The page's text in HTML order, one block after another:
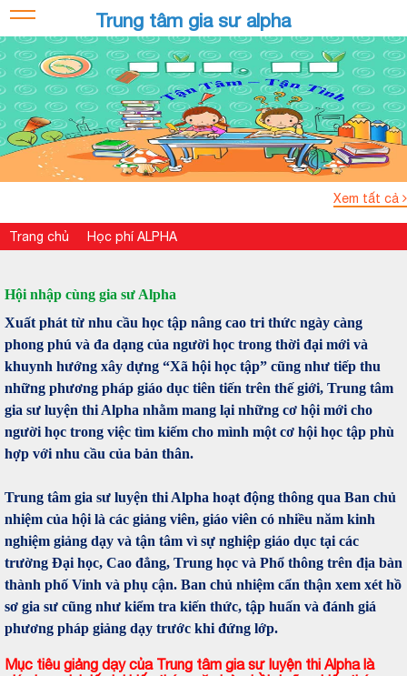
Trung tâm gia sư alpha
Xem tất cả
Trang chủ Học phí ALPHA
Hội nhập cùng gia sư Alpha
Xuất phát từ nhu cầu học tập nâng cao tri thức ngày càng
phong phú và đa dạng của người học trong thời đại mới và
khuynh hướng xây dựng “Xã hội học tập” cũng như tiếp thu
những phương pháp giáo dục tiên tiến trên thế giới, Trung tâm
gia sư luyện thi Alpha nhằm mang lại những cơ hội mới cho
người học trong việc tìm kiếm cho mình một cơ hội học tập phù
hợp với nhu cầu của bản thân.
Trung tâm gia sư luyện thi Alpha hoạt động thông qua Ban chủ
nhiệm của hội là các giảng viên, giáo viên có nhiều năm kinh
nghiệm giảng dạy và tận tâm vì sự nghiệp giáo dục tại các
trường Đại học, Cao đẳng, Trung học và Phổ thông trên địa bàn
thành phố Vinh và phụ cận. Ban chủ nhiệm cẩn thận xem xét hồ
sơ gia sư cũng như kiểm tra kiến thức, tập huấn và đánh giá
phương pháp giảng dạy trước khi đứng lớp.
Mục tiêu giảng dạy của Trung tâm gia sư luyện thi Alpha là